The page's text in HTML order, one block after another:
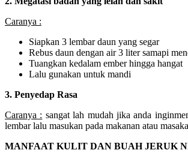
Caranya :
Siapkan 3 lembar daun yang segar
Rebus daun dengan air 3 liter samapi
Tuangkan kedalam ember hingga hangat
Lalu gunakan untuk mandi
3. Penyedap Rasa
Caranya : sangat lah mudah jika anda
lembar lalu masukan pada makanan atau
MANFAAT KULIT DAN BUAH JERUK